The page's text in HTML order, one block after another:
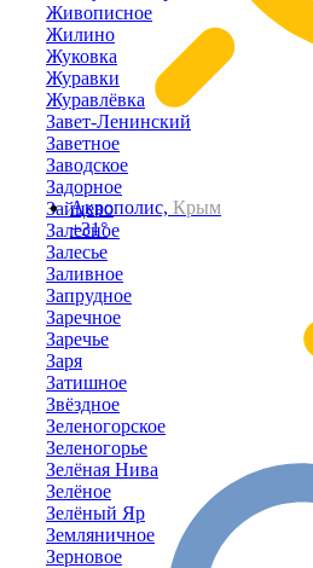
Акрополис, Крым
+31°
Живописное
Жилино
Жуковка
Журавки
Журавлёвка
Завет-Ленинский
Заветное
Заводское
Задорное
Зайцево
Залесное
Залесье
Заливное
Запрудное
Заречное
Заречье
Заря
Затишное
Звёздное
Зеленогорское
Зеленогорье
Зелёная Нива
Зелёное
Зелёный Яр
Земляничное
Зерновое